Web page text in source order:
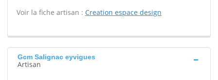
Voir la fiche artisan : Creation espace design
Gcm Salignac eyvigues
Artisan